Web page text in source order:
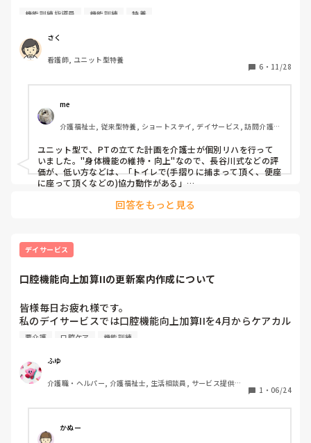
来年度から機能訓練加算をとることとなり、機能訓練指導員
機能訓練指導員がどんなことをされているのか忙しい業務の
中でどのような生活リハを実践しているのか情報を知りたい
機能訓練指導員 機能訓練 特養
さく
看護師, ユニット型特養
6 ・ 11/28
me
介護福祉士, 従来型特養, ショートステイ, デイサービス, 訪問介護,
ユニット型で、PTの立てた計画を介護士が個別リハを行って
いました。"身体機能の維持・向上"なので、長谷川式などの評
価が、低い方などは、「トイレで(手摺りに捕まって頂く、便座
に座って頂くなどの)協力動作がある」
忘れたり持たずに歩かれる方には「杖を使って安全に歩行出来
回答をもっと見る
デイサービス
口腔機能向上加算IIの更新案内作成について
皆様毎日お疲れ様です。
私のデイサービスでは口腔機能向上加算IIを4月からケアカル
テで計画書を作成して取得しております。取得から3ヶ月が
そうと書面にてご案内しようと思うのですが、文面が思いつ
がず、お力をいただけないでしょうか？
要介護 口腔ケア 機能訓練
ふゆ
介護職・ヘルパー, 介護福祉士, 生活相談員, サービス提供責
1 ・ 06/24
かぬー